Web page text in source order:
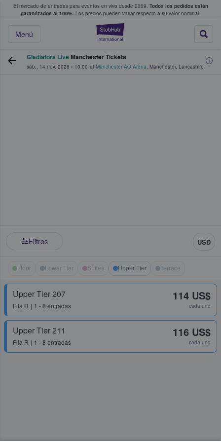
El mercado de entradas para eventos en vivo desde 2009. Todos los pedidos están
garantizados al 100%. Los precios pueden variar respecto a su valor nominal.
StubHub:
Menú
y venta de entradas entre fans
Gladiators LiveManchester Tickets
sáb., 14 nov. 2026 • 10:00 at Manchester AO Arena, Manchester, Lancashire
Filtros USD
Floor Lower Tier Suites Upper Tier Terrace
Upper Tier 207
Fila R 1 - 8 entradas
114 US$
cada uno
Upper Tier 211
Fila R 1 - 8 entradas
116 US$
cada uno